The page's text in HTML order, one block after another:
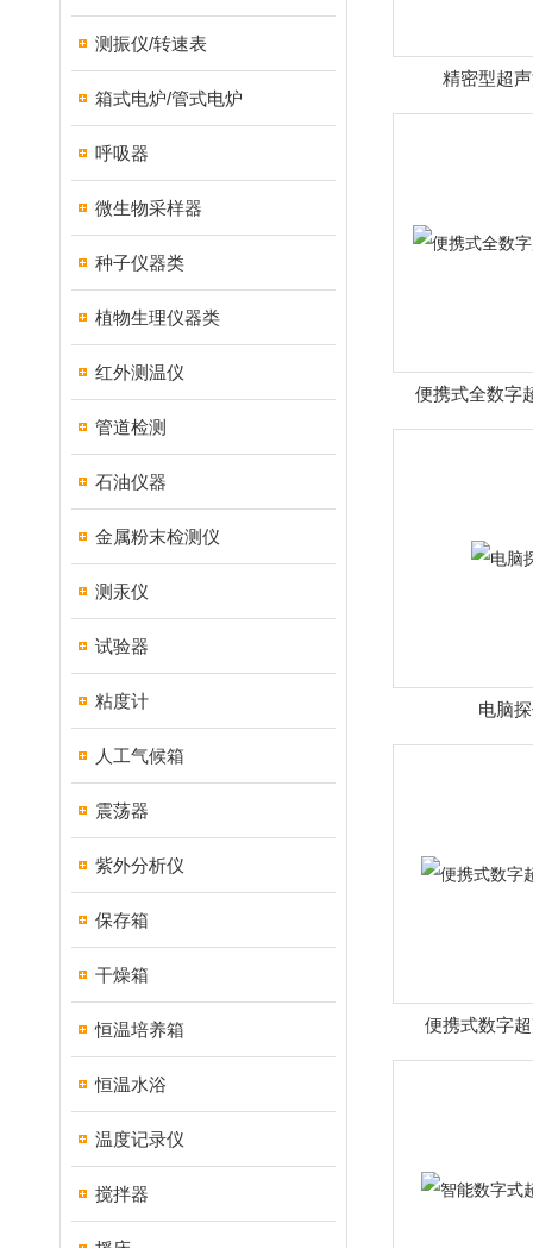
测振仪/转速表
箱式电炉/管式电炉
呼吸器
微生物采样器
种子仪器类
植物生理仪器类
红外测温仪
管道检测
石油仪器
金属粉末检测仪
测汞仪
试验器
粘度计
人工气候箱
震荡器
紫外分析仪
保存箱
干燥箱
恒温培养箱
恒温水浴
温度记录仪
搅拌器
精密型超
便携式全数字
电脑
便携式数字